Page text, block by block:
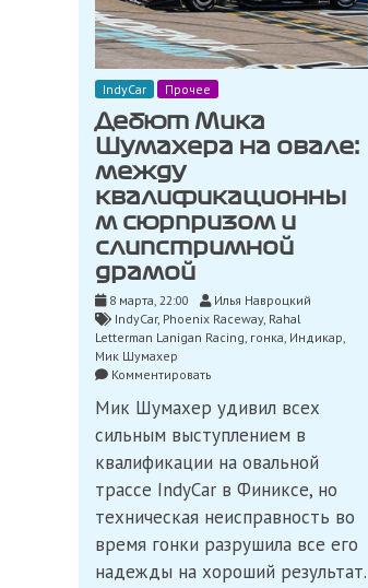
IndyCar Прочее
Дебют Мика
Шумахера на овале:
между
квалификационны
м сюрпризом и
слипстримной
драмой
8 марта, 22:00
Илья Навроцкий
IndyCar, Phoenix Raceway, Rahal
Letterman Lanigan Racing, гонка, Индикар,
Мик Шумахер
Комментироватьon
Мика
Шумахера
на
овале:
между
квалификационным
сюрпризом
и
слипстримной
драмой
Мик Шумахер удивил всех
сильным выступлением в
квалификации на овальной
трассе IndyCar в Финиксе, но
техническая неисправность во
время гонки разрушила все его
надежды на хороший результат.